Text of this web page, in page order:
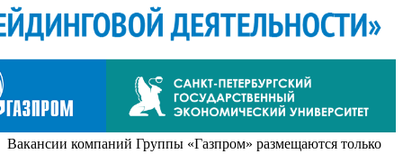
Вакансии компаний Группы «Газпром» размещаются только